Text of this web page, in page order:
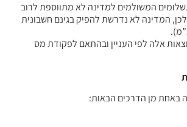
המשולמים למדינה לא מתווספת לרוב
המדינה לא נדרשת להפיק בגינם חשבונית
אלה לפי העניין ובהתאם לפקודת מס
באחת מן הדרכים הבאות: